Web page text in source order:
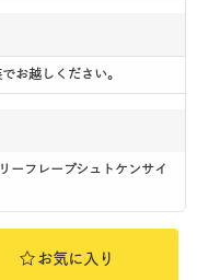
お越しください。
ーフレーブシュトケンサイ
お気に入り